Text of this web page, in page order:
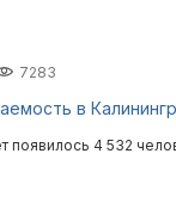
7283
в
появилось 4 532